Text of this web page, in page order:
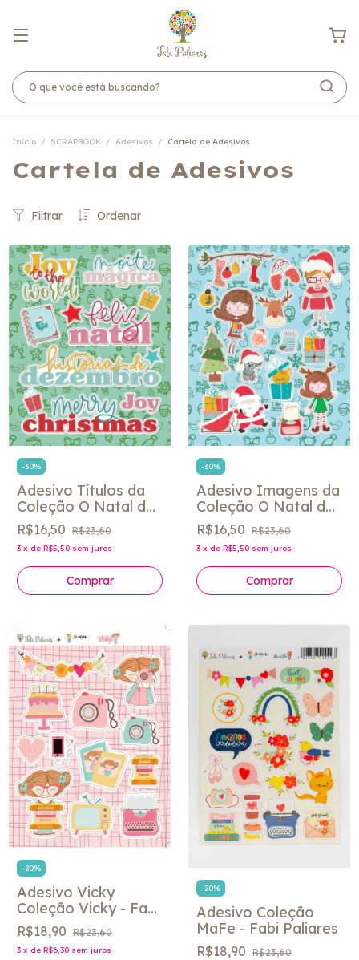
Início / SCRAPBOOK / Adesivos / Cartela de Adesivos
Cartela de Adesivos
Ordenar
Filtrar
-30%
Adesivo Títulos da
Coleção O Natal de
Pedro e Nina - Fabi
Paliares
R$16,50 R$23,60
3 x de R$5,50 sem juros
-30%
Adesivo Imagens da
Coleção O Natal de
Pedro e Nina - Fabi
Paliares
R$16,50 R$23,60
3 x de R$5,50 sem juros
-20%
Adesivo Vicky
Coleção Vicky - Fabi
Paliares
R$18,90 R$23,60
3 x de R$6,30 sem juros
-20%
Adesivo Coleção
MaFe - Fabi Paliares
R$18,90 R$23,60